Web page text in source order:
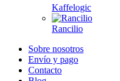
Kaffelogic
Rancilio
Sobre nosotros
Envío y pago
Contacto